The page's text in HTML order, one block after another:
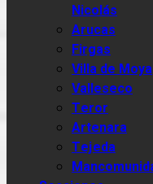
Nicolás
Arucas
Firgas
Villa de Moya
Valleseco
Teror
Artenara
Tejeda